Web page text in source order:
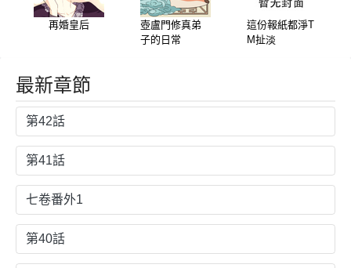
再婚皇后
壺盧門修真弟
子的日常
這份報紙都淨T
M扯淡
最新章節
第42話
第41話
七卷番外1
第40話